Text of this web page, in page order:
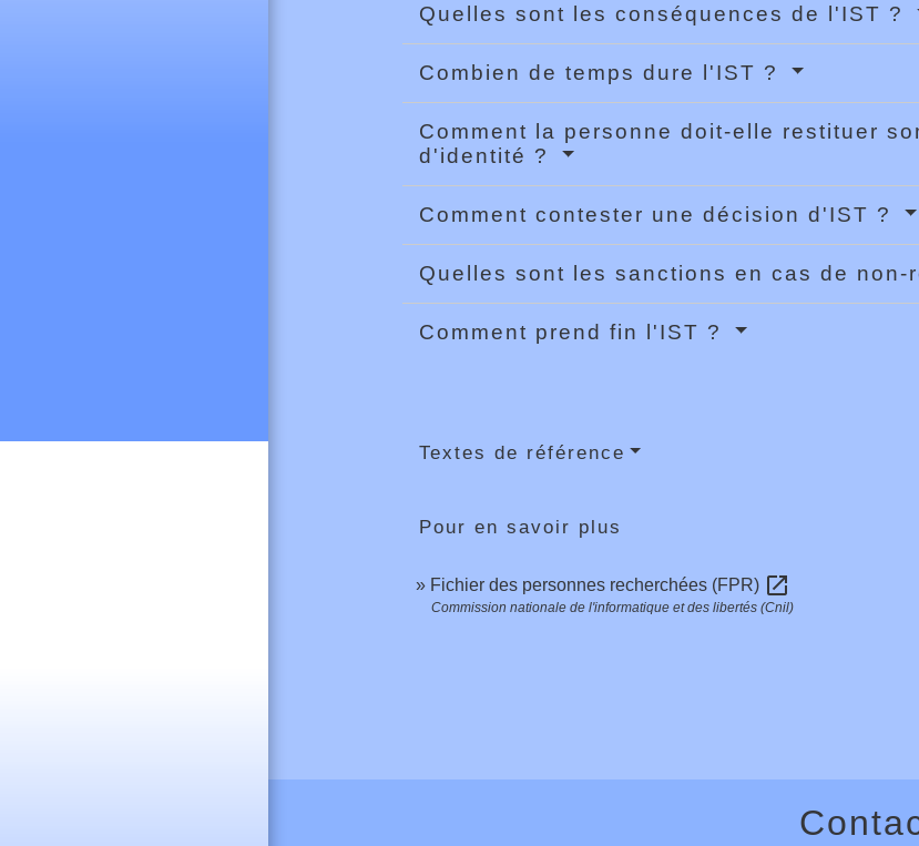
Quelles sont les conséquences de l'IST ?
Combien de temps dure l'IST ?
Comment la personne doit-elle restituer
d'identité ?
Comment contester une décision d'IST ?
Quelles sont les sanctions en cas de non-
Comment prend fin l'IST ?
Textes de référence
Pour en savoir plus
Fichier des personnes recherchées (FPR) open_in_new
Commission nationale de l'informatique et des libertés (Cnil)